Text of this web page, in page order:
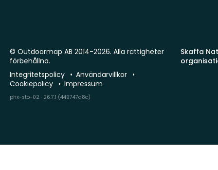
Skaffa
© Outdoormap AB 2014-2026. Alla rättigheter
förbehållna.
Integritetspolicy
Användarvillkor
Cookiepolicy
Impressum
phx-sto-02 · 26.7.1 (449747a8c)